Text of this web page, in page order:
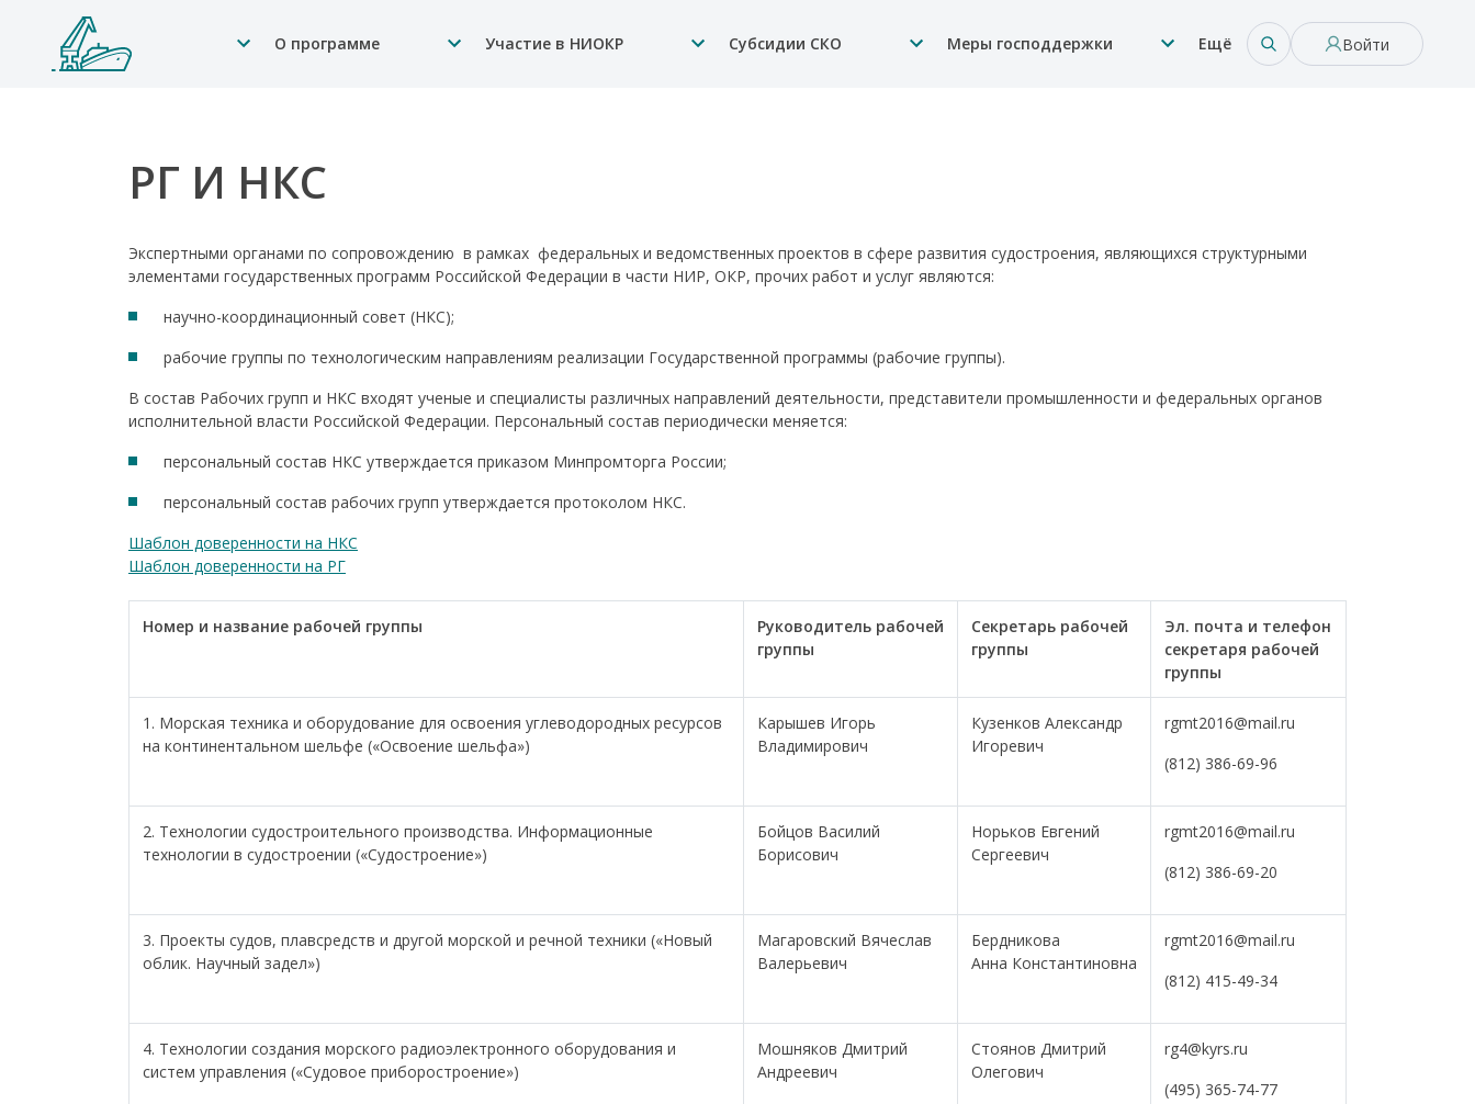
О программе Участие в НИОКР Субсидии СКО Меры господдержки Ещё Войти
РГ И НКС
Экспертными органами по сопровождению в рамках федеральных и ведомственных проектов в сфере развития судостроения, являющихся структурными
элементами государственных программ Российской Федерации в части НИР, ОКР, прочих работ и услуг являются:
научно-координационный совет (НКС);
рабочие группы по технологическим направлениям реализации Государственной программы (рабочие группы).
В состав Рабочих групп и НКС входят ученые и специалисты различных направлений деятельности, представители промышленности и федеральных органов
исполнительной власти Российской Федерации. Персональный состав периодически меняется:
персональный состав НКС утверждается приказом Минпромторга России;
персональный состав рабочих групп утверждается протоколом НКС.
Шаблон доверенности на НКС
Шаблон доверенности на РГ
Номер и название рабочей группы Руководитель рабочей
группы
Секретарь рабочей
группы
Эл. почта и телефон
секретаря рабочей
группы
1. Морская техника и оборудование для освоения углеводородных ресурсов
на континентальном шельфе («Освоение шельфа»)
Карышев Игорь
Владимирович
Кузенков Александр
Игоревич
rgmt2016@mail.ru
(812) 386-69-96
2. Технологии судостроительного производства. Информационные
технологии в судостроении («Судостроение»)
Бойцов Василий
Борисович
Норьков Евгений
Сергеевич
rgmt2016@mail.ru
(812) 386-69-20
3. Проекты судов, плавсредств и другой морской и речной техники («Новый
облик. Научный задел»)
Магаровский Вячеслав
Валерьевич
Бердникова
Анна Константиновна
rgmt2016@mail.ru
(812) 415-49-34
4. Технологии создания морского радиоэлектронного оборудования и
систем управления («Судовое приборостроение»)
Мошняков Дмитрий
Андреевич
Стоянов Дмитрий
Олегович
rg4@kyrs.ru
(495) 365-74-77